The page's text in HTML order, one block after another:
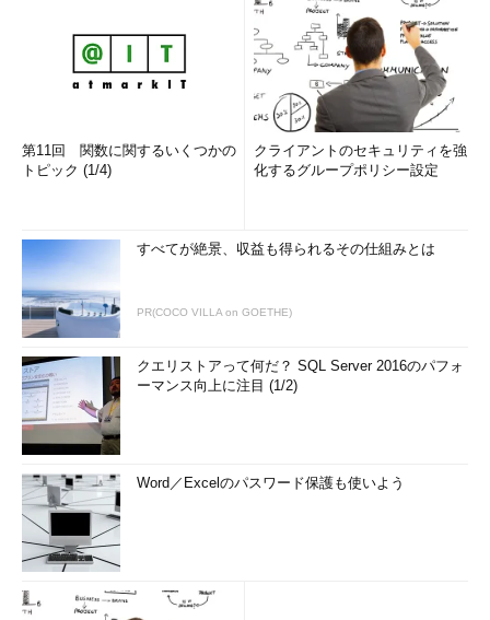
第11回 関数に関するいくつかの
トピック (1/4)
クライアントのセキュリティを強
化するグループポリシー設定
すべてが絶景、収益も得られるその仕組みとは
PR(COCO VILLA on GOETHE)
クエリストアって何だ？ SQL Server 2016のパフォ
ーマンス向上に注目 (1/2)
Word／Excelのパスワード保護も使いよう